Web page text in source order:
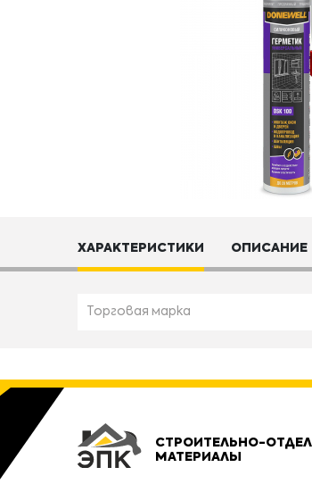
ХАРАКТЕРИСТИКИ ОПИСАНИЕ
Торговая марка
СТРОИТЕЛЬНО-
МАТЕРИАЛЫ